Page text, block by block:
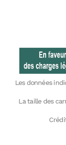
Les données
La taille des